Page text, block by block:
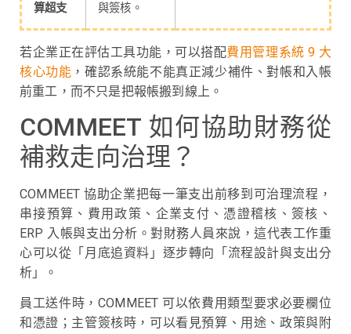
算超支
與簽核。
若企業正在評估工具功能，可以搭配費用管理系統 9 大
核心功能 ，確認系統能不能真正減少補件、對帳和入帳
前重工，而不只是把報帳搬到線上。
COMMEET 如何協助財務從
補救走向治理？
COMMEET 協助企業把每一筆支出前移到可治理流程，
串接預算、費用政策、企業支付、憑證稽核、簽核、
ERP 入帳與支出分析。對財務人員來說，這代表工作重
心可以從「月底追資料」逐步轉向「流程設計與支出分
析」。
員工送件時，COMMEET 可以依費用類型要求必要欄位
和憑證；主管簽核時，可以看見預算、用途、政策與附